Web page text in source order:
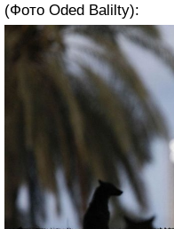
(Фото Oded Balilty):